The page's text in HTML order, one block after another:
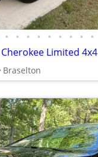
• • • • • • • • •
Limited 4x4
Braselton